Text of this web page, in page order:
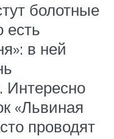
болотные
есть
в ней
Интересно
«Львиная
проводят